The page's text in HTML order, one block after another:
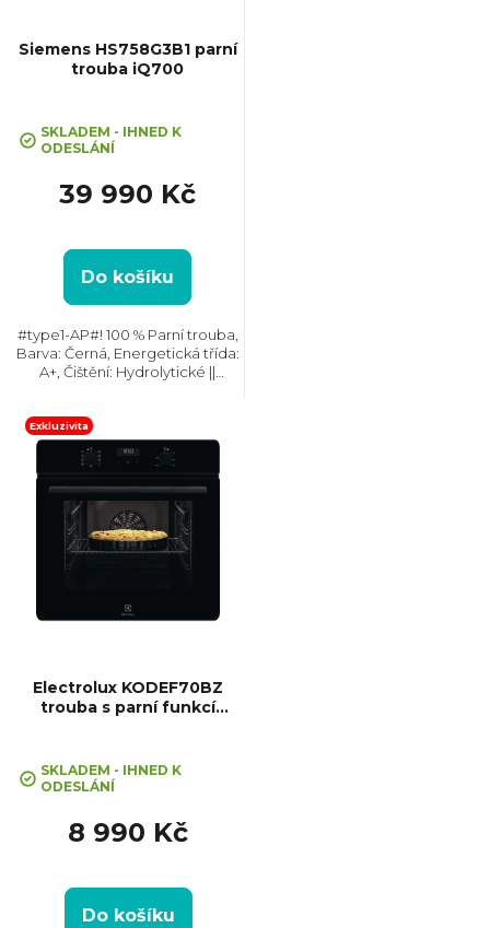
p
o
k
t
ů
Siemens HS758G3B1 parní
trouba iQ700
hodnocení
3,0
5
hvězdiček.
SKLADEM - IHNED K
ODESLÁNÍ
39 990 Kč
Do košíku
#type1-AP#! 100 % Parní trouba,
Barva: Černá, Energetická třída:
A+, Čištění: Hydrolytické ||
(VxŠxH): 595x594x548 mm,
Výbava:...
Exkluzivita
Electrolux KODEF70BZ
trouba s parní funkcí
SKLADEM - IHNED K
ODESLÁNÍ
8 990 Kč
Do košíku